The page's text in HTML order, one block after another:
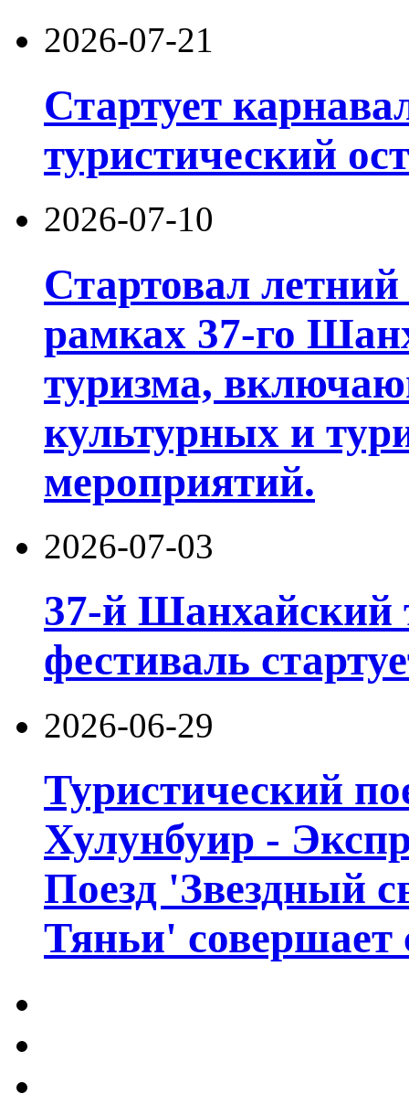
2026-07-21
Стартует
туристический
2026-07-10
Стартовал
рамках 37-го
туризма,
культурных и
мероприятий.
2026-07-03
37-й Шанхайский
фестиваль
2026-06-29
Туристический
Хулунбуир -
Поезд 'Звездный
Тяньи' совершает